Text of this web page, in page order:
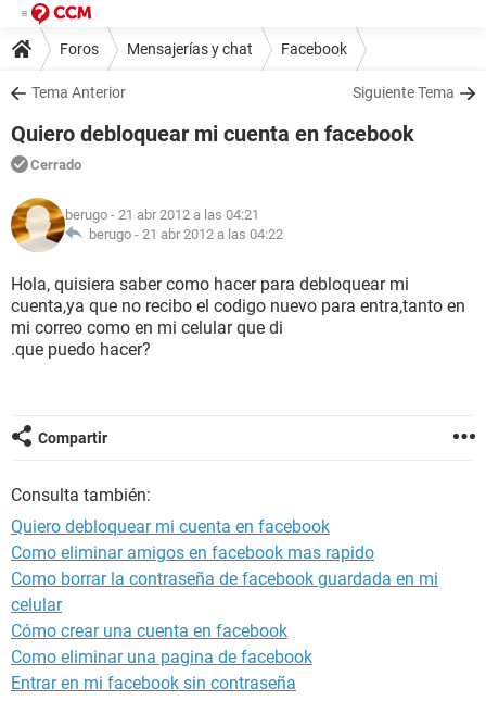
Foros Mensajerías y chat Facebook
Tema Anterior Siguiente Tema
Quiero debloquear mi cuenta en facebook
Cerrado
berugo - 21 abr 2012 a las 04:21
berugo - 21 abr 2012 a las 04:22
Hola, quisiera saber como hacer para debloquear mi
cuenta,ya que no recibo el codigo nuevo para entra,tanto en
mi correo como en mi celular que di
.que puedo hacer?
Compartir
Consulta también:
Quiero debloquear mi cuenta en facebook
Como eliminar amigos en facebook mas rapido
Como borrar la contraseña de facebook guardada en mi
celular
Cómo crear una cuenta en facebook
Como eliminar una pagina de facebook
Entrar en mi facebook sin contraseña